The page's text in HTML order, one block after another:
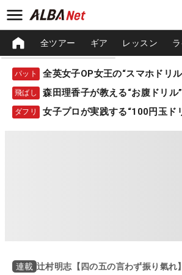
全ツアー ギア レッスン
パット 全英女子OP女王の“スマホドリ
飛ばし 森田理香子が教える“お腹ドリル”
ダフリ 女子プロが実践する“100円玉ド
連載 辻村明志【四の五の言わず振り氣れ】